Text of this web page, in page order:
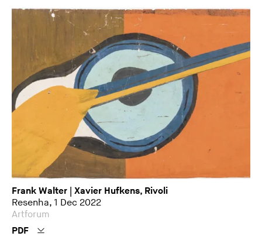
Frank Walter | Xavier Hufkens, Rivoli
Resenha, 1 Dec 2022
Artforum
PDF